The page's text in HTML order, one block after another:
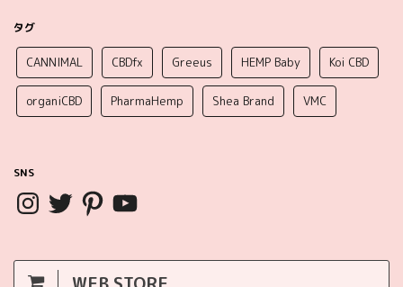
タグ
CANNIMAL CBDfx Greeus HEMP Baby Koi CBD
organiCBD PharmaHemp Shea Brand VMC
SNS